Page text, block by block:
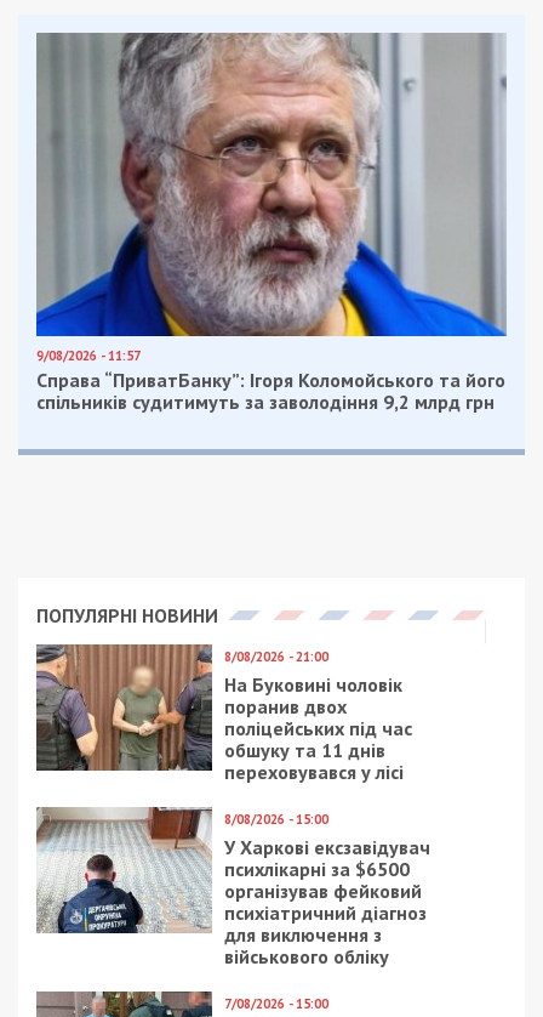
9/08/2026 - 11:57
Справа “ПриватБанку”: Ігоря Коломойського та його
спільників судитимуть за заволодіння 9,2 млрд грн
ПОПУЛЯРНІ НОВИНИ
8/08/2026 - 21:00
На Буковині чоловік
поранив двох
поліцейських під час
обшуку та 11 днів
переховувався у лісі
8/08/2026 - 15:00
У Харкові ексзавідувач
психлікарні за $6500
організував фейковий
психіатричний діагноз
для виключення з
військового обліку
7/08/2026 - 15:00